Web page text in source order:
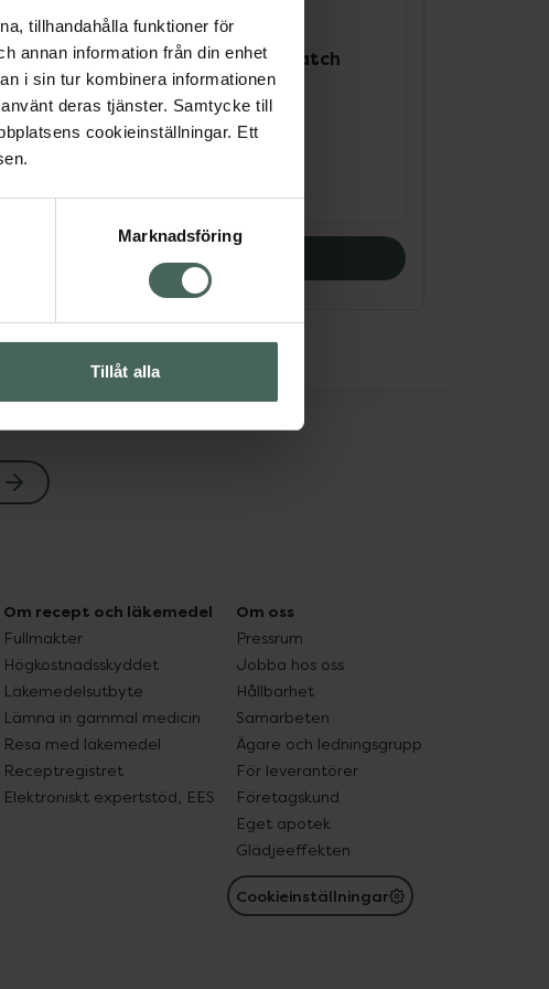
tillhandahålla funktioner för
annan information från din enhet
i sin tur kombinera informationen
deras tjänster. Samtycke till
cookieinställningar. Ett
Marknadsföring
Tillåt alla
4.4 av 5 i omdöme
COSRX Master Patch
Clear Fit
Akneplåster 18 st
Köp båda
Om recept och läkemedel
Fullmakter
Högkostnadsskyddet
Läkemedelsutbyte
Lämna in gammal medicin
Resa med läkemedel
Receptregistret
Elektroniskt expertstöd, EES
Om oss
Pressrum
Jobba hos oss
Hållbarhet
Samarbeten
Ägare och ledningsgrupp
För leverantörer
Företagskund
Eget apotek
Glädjeeffekten
Cookieinställningar